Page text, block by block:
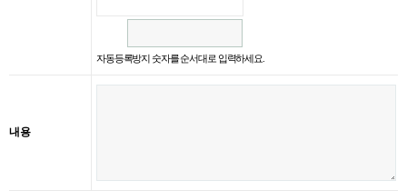
자동등록방지 숫자를 순서대로 입력하세요.
내용